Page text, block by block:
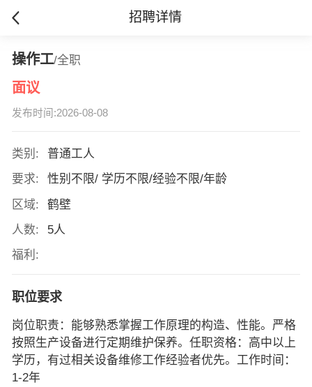
招聘详情
操作工/全职
面议
发布时间:2026-08-08
类别:
普通工人
要求:
性别不限/ 学历不限/经验不限/年龄
区域:
鹤壁
人数:
5人
福利:
职位要求
岗位职责：能够熟悉掌握工作原理的构造、性能。严格
按照生产设备进行定期维护保养。任职资格：高中以上
学历，有过相关设备维修工作经验者优先。工作时间：
1-2年